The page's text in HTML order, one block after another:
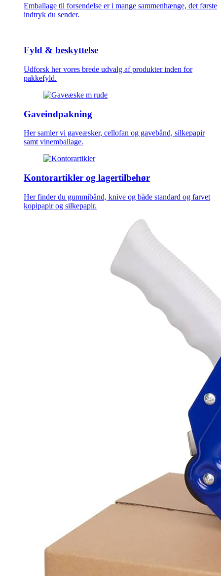
Emballage til forsendelse er i mange sammenhænge, det første
indtryk du sender.
Fyld & beskyttelse
Udforsk her vores brede udvalg af produkter inden for
pakkefyld.
Gaveindpakning
Her samler vi gaveæsker, cellofan og gavebånd, silkepapir
samt vinemballage.
Kontorartikler og lagertilbehør
Her finder du gummibånd, knive og både standard og farvet
kopipapir og silkepapir.